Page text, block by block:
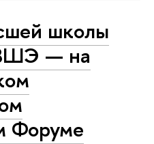
школы
— на
Форуме